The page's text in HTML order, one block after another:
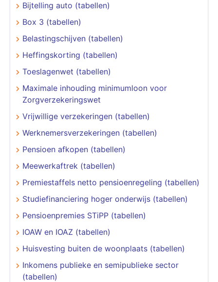
Bijtelling auto (tabellen)
Box 3 (tabellen)
Belastingschijven (tabellen)
Heffingskorting (tabellen)
Toeslagenwet (tabellen)
Maximale inhouding minimumloon voor
Zorgverzekeringswet
Vrijwillige verzekeringen (tabellen)
Werknemersverzekeringen (tabellen)
Pensioen afkopen (tabellen)
Meewerkaftrek (tabellen)
Premiestaffels netto pensioenregeling (tabellen)
Studiefinanciering hoger onderwijs (tabellen)
Pensioenpremies STiPP (tabellen)
IOAW en IOAZ (tabellen)
Huisvesting buiten de woonplaats (tabellen)
Inkomens publieke en semipublieke sector
(tabellen)